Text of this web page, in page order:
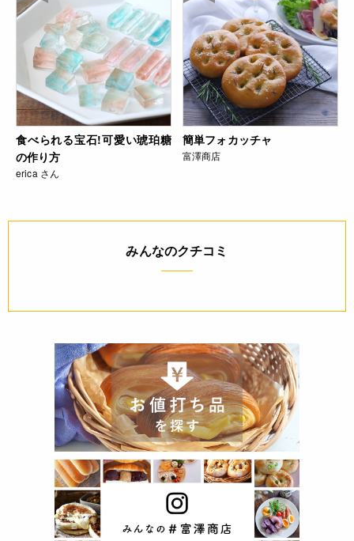
食べられる宝石!可愛い琥珀糖
の作り方
erica さん
簡単フォカッチャ
富澤商店
みんなのクチコミ